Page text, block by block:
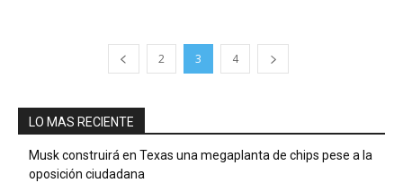
2 3 4
LO MAS RECIENTE
Musk construirá en Texas una megaplanta de chips pese a la
oposición ciudadana